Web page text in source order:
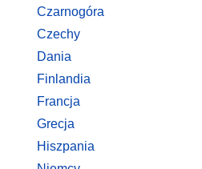
Czarnogóra
Czechy
Dania
Finlandia
Francja
Grecja
Hiszpania